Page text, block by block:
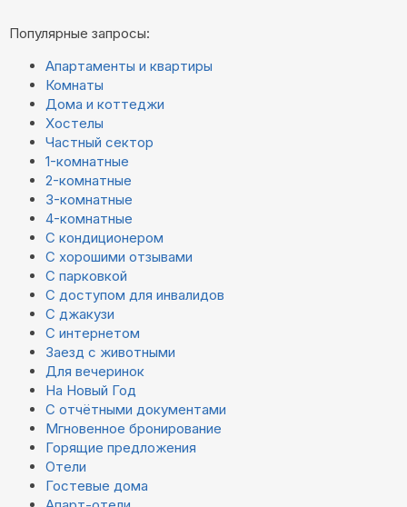
Популярные запросы:
Апартаменты и квартиры
Комнаты
Дома и коттеджи
Хостелы
Частный сектор
1-комнатные
2-комнатные
3-комнатные
4-комнатные
С кондиционером
С хорошими отзывами
С парковкой
С доступом для инвалидов
С джакузи
С интернетом
Заезд с животными
Для вечеринок
На Новый Год
С отчётными документами
Мгновенное бронирование
Горящие предложения
Отели
Гостевые дома